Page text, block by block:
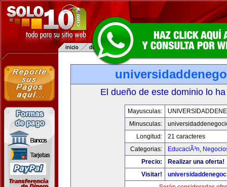
El dueño de este dominio lo
Mayusculas:
Minusculas:
Longitud:
21 caracteres
Categorias:
EducaciÃ³n,
Precio:
Realizar una oferta!
Visitar!